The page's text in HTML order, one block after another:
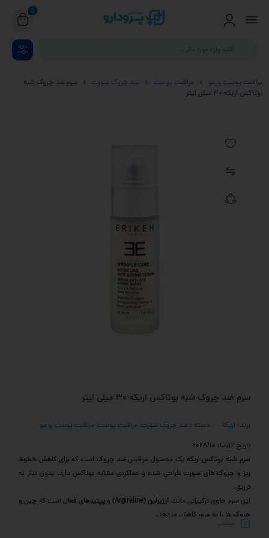
0
مراقبت پوست و مو مراقبت پوست ضد چروک صورت
سرم ضد چروک شبه
بوتاکس اریکه 30 میلی لیتر
سرم ضد چروک شبه بوتاکس اریکه 30 میلی لیتر
برند: اریکه دسته : ضد چروک صورت مراقبت پوست مراقبت پوست و مو
تاریخ انقضا: 2028/10
سرم شبه بوتاکس اریکهیک محصول مراقبتی ضد چروک است که برایکاهش خطوط
ریز و چروک های صورت طراحی شده و عملکردی مشابه بوتاکس دارد، بدون نیاز به
تزریق.
این سرم حاوی ترکیباتی مانند آرژیرلین (Argireline) وپپتیدهای فعال است که چین و
چروک ها را به مرور کاهش میدهد.
مزایای اصلی سرم شبه بوتاکس اریکه :